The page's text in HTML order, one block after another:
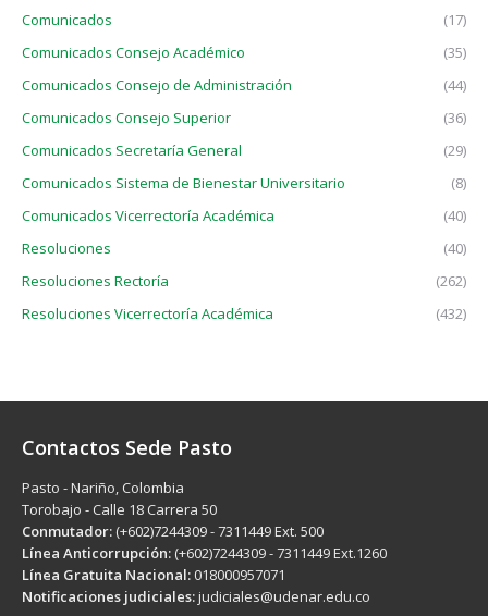
Comunicados
(17)
Comunicados Consejo Académico
(35)
Comunicados Consejo de Administración
(44)
Comunicados Consejo Superior
(36)
Comunicados Secretaría General
(29)
Comunicados Sistema de Bienestar Universitario
(8)
Comunicados Vicerrectoría Académica
(40)
Resoluciones
(40)
Resoluciones Rectoría
(262)
Resoluciones Vicerrectoría Académica
(432)
Contactos Sede Pasto
Pasto - Nariño, Colombia
Torobajo - Calle 18 Carrera 50
Conmutador: (+602)7244309 - 7311449 Ext. 500
Línea Anticorrupción: (+602)7244309 - 7311449 Ext.1260
Línea Gratuita Nacional: 018000957071
Notificaciones judiciales:judiciales@udenar.edu.co